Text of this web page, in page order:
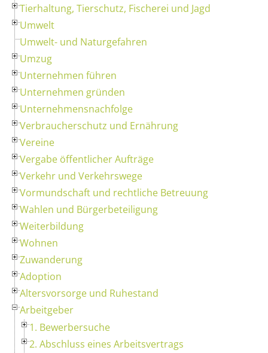
Tierhaltung, Tierschutz, Fischerei und Jagd
Umwelt
Umwelt- und Naturgefahren
Umzug
Unternehmen führen
Unternehmen gründen
Unternehmensnachfolge
Verbraucherschutz und Ernährung
Vereine
Vergabe öffentlicher Aufträge
Verkehr und Verkehrswege
Vormundschaft und rechtliche Betreuung
Wahlen und Bürgerbeteiligung
Weiterbildung
Wohnen
Zuwanderung
Adoption
Altersvorsorge und Ruhestand
Arbeitgeber
1. Bewerbersuche
2. Abschluss eines Arbeitsvertrags